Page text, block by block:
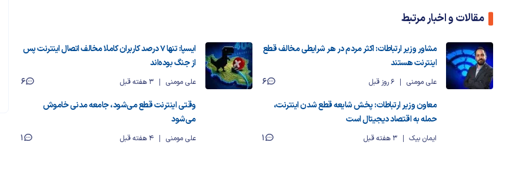
مقالات و اخبار مرتبط
مشاور وزیر ارتباطات: اکثر مردم در هر شرایطی مخالف قطع
اینترنت هستند
علی مومنی 6 روز قبل 6
ایسپا: تنها ۷ درصد کاربران کاملا مخالف اتصال اینترنت پس
از جنگ بوده‌اند
علی مومنی 3 هفته قبل
6
معاون وزیر ارتباطات: پخش شایعه قطع شدن اینترنت،
حمله به اقتصاد دیجیتال است
ایمان بیک 3 هفته قبل 1
وقتی اینترنت قطع می‌شود، جامعه مدنی خاموش
می‌شود
علی مومنی 4 هفته قبل 1